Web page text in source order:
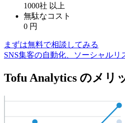
1000社 以上
無駄なコスト
0 円
まずは無料で相談してみる
SNS集客の自動化、ソーシャルリ
Tofu Analytics のメリ